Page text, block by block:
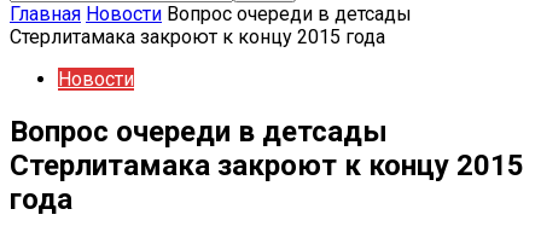
Главная Новости Вопрос очереди в детсады
Стерлитамака закроют к концу 2015 года
Новости
Вопрос очереди в детсады
Стерлитамака закроют к концу 2015
года